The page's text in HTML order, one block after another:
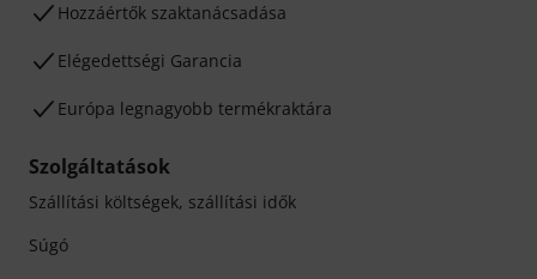
Hozzáértők szaktanácsadása
Elégedettségi Garancia
Európa legnagyobb termékraktára
Szolgáltatások
Szállítási költségek, szállítási idők
Súgó